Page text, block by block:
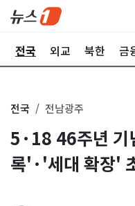
전국 외교 북한 금
전국 전남광주
5·18 46주년 기
록'·'세대 확장'